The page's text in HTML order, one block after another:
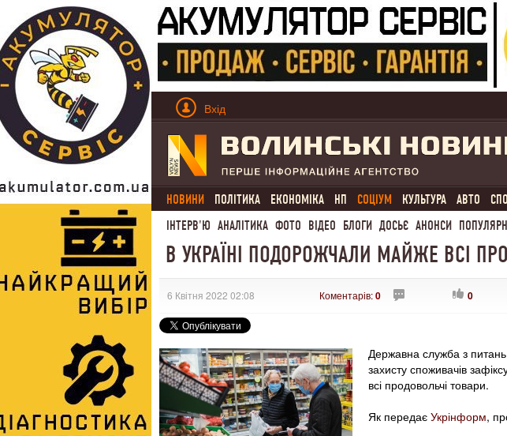
Вхід
НОВИНИ ПОЛІТИКА ЕКОНОМІКА НП СОЦІУМ КУЛЬТУРА АВТО
ІНТЕРВ'Ю АНАЛІТИКА ФОТО ВІДЕО БЛОГИ ДОСЬЄ АНОНСИ
В УКРАЇНІ ПОДОРОЖЧАЛИ МАЙЖЕ ВСІ
6 Квітня 2022 02:08 Коментарів:0 0
Державна служба з питань
захисту споживачів
всі продовольчі товари.
Як передає Укрінформ,